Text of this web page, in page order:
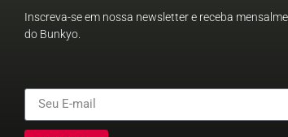
Inscreva-se em nossa newsletter e receba
do Bunkyo.